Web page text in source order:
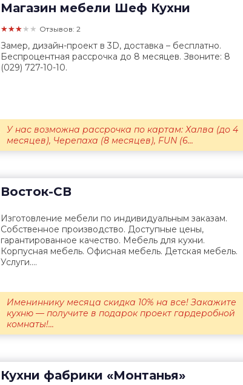
Магазин мебели Шеф Кухни
★★★★★ Отзывов: 2
Замер, дизайн-проект в 3D, доставка – бесплатно.
Беспроцентная рассрочка до 8 месяцев. Звоните: 8
(029) 727-10-10.
У нас возможна рассрочка по картам: Халва (до 4
месяцев), Черепаха (8 месяцев), FUN (6...
Восток-СВ
Изготовление мебели по индивидуальным заказам.
Собственное производство. Доступные цены,
гарантированное качество. Мебель для кухни.
Корпусная мебель. Офисная мебель. Детская мебель.
Услуги....
Имениннику месяца скидка 10% на все! Закажите
кухню — получите в подарок проект гардеробной
комнаты!...
Кухни фабрики «Монтанья»